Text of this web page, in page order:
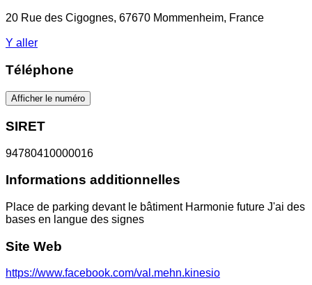
20 Rue des Cigognes, 67670 Mommenheim, France
Y aller
Téléphone
Afficher le numéro
SIRET
94780410000016
Informations additionnelles
Place de parking devant le bâtiment Harmonie future J'ai des
bases en langue des signes
Site Web
https://www.facebook.com/val.mehn.kinesio